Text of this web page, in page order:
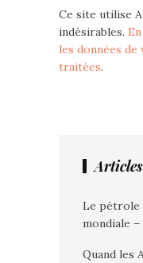
Ce site utilise
indésirables.
les données
traitées.
Le pétrole
mondiale –
Quand les